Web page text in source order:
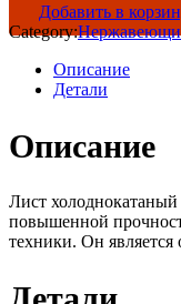
Добавить в
Category:
Описание
Детали
Описание
Лист
повышенной
техники. Он